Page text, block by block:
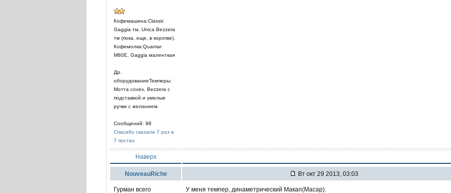
Кофемашина:Classic
Gaggia тм, Unica Bezzera
тм (пока, еще, в коропке).
Кофемолка:Quamar
M80E, Gaggia маленткая
Др.
оборудованиеТемперы:
Мотта covex, Bezzera c
подставкой и умелые
ручки c желанием.
Сообщений: 98
Спасибо сказали 7 раз в
7 постах
Наверх
NouveauRiche Вт окт 29 2013, 03:03
Гурман всего
У меня темпер, динаметрический Макап(Macap).